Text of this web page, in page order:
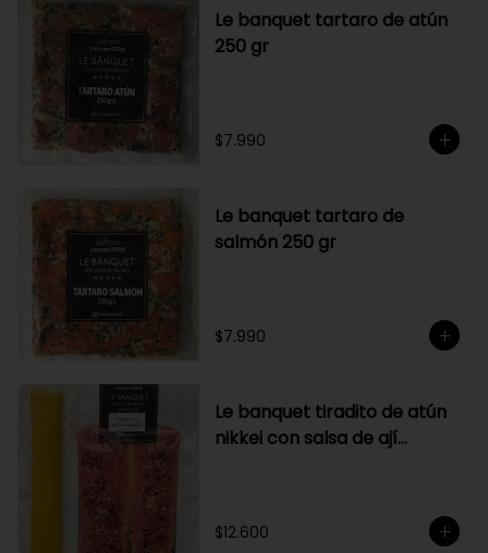
Le banquet tartaro de atún
250 gr
$7.990
Le banquet tartaro de
salmón 250 gr
$7.990
Le banquet tiradito de atún
nikkei con salsa de ají
$12.600